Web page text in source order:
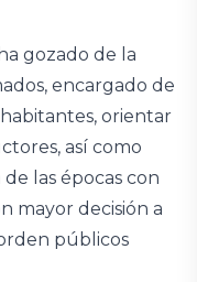
gozado de la
encargado de
orientar
así como
las épocas con
mayor decisión a
públicos